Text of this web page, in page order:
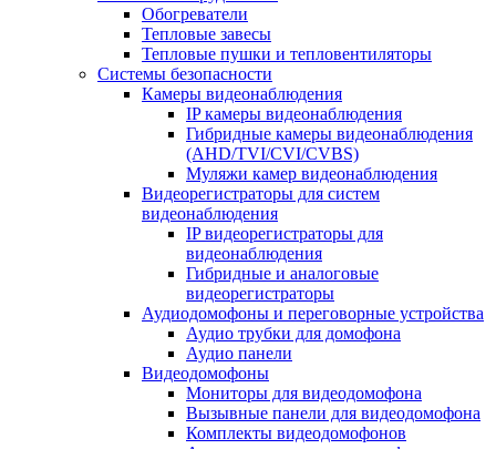
Обогреватели
Тепловые завесы
Тепловые пушки и тепловентиляторы
Системы безопасности
Камеры видеонаблюдения
IP камеры видеонаблюдения
Гибридные камеры видеонаблюдения
(AHD/TVI/CVI/CVBS)
Муляжи камер видеонаблюдения
Видеорегистраторы для систем
видеонаблюдения
IP видеорегистраторы для
видеонаблюдения
Гибридные и аналоговые
видеорегистраторы
Аудиодомофоны и переговорные устройства
Аудио трубки для домофона
Аудио панели
Видеодомофоны
Мониторы для видеодомофона
Вызывные панели для видеодомофона
Комплекты видеодомофонов